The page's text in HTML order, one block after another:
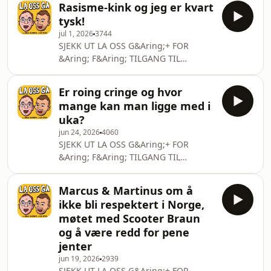
"Tidenes sommer" hvis du leser dette
I "La oss g&aring;" gj&os
ONSDAGSEPISODER I VIDEOFORM
HELT UTEN REKLAME!Link:
https://patreon.com/LaossgaSom
medlem kan du ogs&aring;
h&oslash;re episodene p&aring;
Spotify!Link:
https://open.spotify.com/show/
si=dd39f052e6d24e18 Kommenter
"Heia Norge" hvis du leser dette I "La
oss g&aring;" gj&oslash
Rasisme-kink og jeg er kvart
tysk!
jul 1, 20263744
SJEKK UT LA OSS G&Aring;+ FOR
&Aring; F&Aring; TILGANG TIL
ONSDAGSEPISODER I VIDEOFORM
HELT UTEN REKLAME!Link:
https://patreon.com/LaossgaSom
medlem kan du ogs&aring;
h&oslash;re episodene p&aring;
Spotify!Link:
https://open.spotify.com/show/
si=dd39f052e6d24e18 Kommenter
"Heia Norge" hvis du leser dette I "La
oss g&aring;" gj&oslash
Er roing cringe og hvor
mange kan man ligge med i
uka?
jun 24, 20264060
SJEKK UT LA OSS G&Aring;+ FOR
&Aring; F&Aring; TILGANG TIL
ONSDAGSEPISODER I VIDEOFORM
HELT UTEN REKLAME!Link:
https://patreon.com/LaossgaSom
medlem kan du ogs&aring;
h&oslash;re episodene p&aring;
Spotify!Link:
Marcus & Martinus om å
ikke bli respektert i Norge,
møtet med Scooter Braun
og å være redd for pene
jenter
jun 19, 20262939